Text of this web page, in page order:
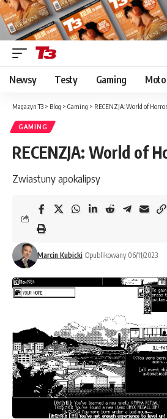
Newsy Testy Gaming Moto
Magazyn T3 > Blog > Gaming > RECENZJA: World of Horror
GAMING
RECENZJA: World of
Zwiastuny apokalipsy
Marcin Kubicki Opublikowany 06/11/2023